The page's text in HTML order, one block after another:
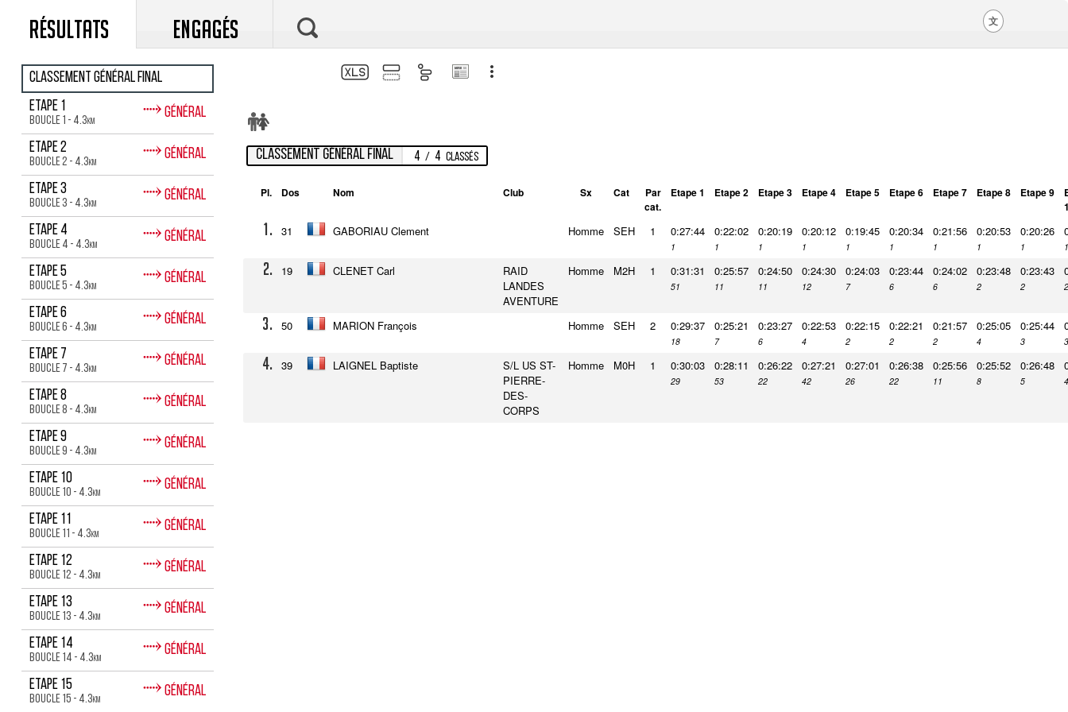
RÉSULTATS ENGAGÉS 文
Classement général final
Etape 1
Boucle 1 - 4.3km ⤑ Général
Etape 2
Boucle 2 - 4.3km ⤑ Général
Etape 3
Boucle 3 - 4.3km ⤑ Général
Etape 4
Boucle 4 - 4.3km ⤑ Général
Etape 5
Boucle 5 - 4.3km ⤑ Général
Etape 6
Boucle 6 - 4.3km ⤑ Général
Etape 7
Boucle 7 - 4.3km ⤑ Général
Etape 8
Boucle 8 - 4.3km ⤑ Général
Etape 9
Boucle 9 - 4.3km ⤑ Général
Etape 10
Boucle 10 - 4.3km ⤑ Général
Etape 11
Boucle 11 - 4.3km ⤑ Général
Etape 12
Boucle 12 - 4.3km ⤑ Général
Etape 13
Boucle 13 - 4.3km ⤑ Général
Etape 14
Boucle 14 - 4.3km ⤑ Général
Etape 15
Boucle 15 - 4.3km ⤑ Général
Classement général final 4 / 4 Classés
Pl. Dos Nom Club Sx Cat
Par
cat.
Etape 1 Etape 2 Etape 3 Etape 4 Etape 5 Etape 6 Etape 7 Etape 8 Etape 9
1. 31 GABORIAU Clement Homme SEH 1 0:27:44
1
0:22:02
1
0:20:19
1
0:20:12
1
0:19:45
1
0:20:34
1
0:21:56
1
0:20:53
1
0:20:26
1
2. 19 CLENET Carl
RAID
LANDES
AVENTURE
Homme M2H 1 0:31:31
51
0:25:57
11
0:24:50
11
0:24:30
12
0:24:03
7
0:23:44
6
0:24:02
6
0:23:48
2
0:23:43
2
3. 50 MARION François Homme SEH 2 0:29:37
18
0:25:21
7
0:23:27
6
0:22:53
4
0:22:15
2
0:22:21
2
0:21:57
2
0:25:05
4
0:25:44
3
4. 39 LAIGNEL Baptiste
S/L US ST-
PIERRE-
DES-
CORPS
Homme M0H 1 0:30:03
29
0:28:11
53
0:26:22
22
0:27:21
42
0:27:01
26
0:26:38
22
0:25:56
11
0:25:52
8
0:26:48
5